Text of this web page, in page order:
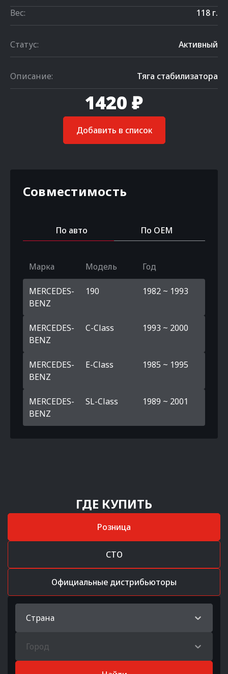
Вес:
118 г.
Статус: Активный
Описание: Тяга стабилизатора
1420 ₽
Добавить в список
Совместимость
По авто По OEM
Марка Модель Год
MERCEDES-
BENZ
190 1982 ~ 1993
MERCEDES-
BENZ
C-Class 1993 ~ 2000
MERCEDES-
BENZ
E-Class 1985 ~ 1995
MERCEDES-
BENZ
SL-Class 1989 ~ 2001
ГДЕ КУПИТЬ
Розница
СТО
Официальные дистрибьюторы
Страна
Город